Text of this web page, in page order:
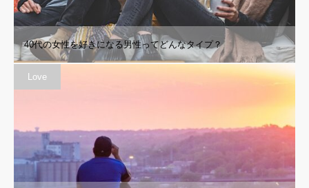
40代の女性を好きになる男性ってどんなタイプ？
Love